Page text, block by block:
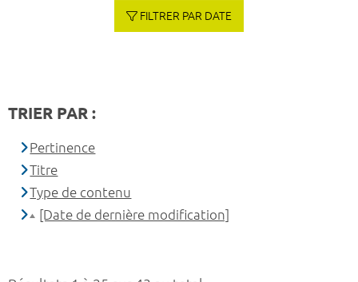
FILTRER PAR DATE
TRIER PAR :
Pertinence
Titre
Type de contenu
[Date de dernière modification]